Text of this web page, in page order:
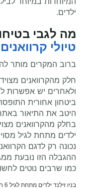
ילדים.
מה לגבי
טיולי קרוואנים
ברוב המקרים מותר
חלק מהקרוואנים
ולאחרים יש אפשרות
ביטחון אחורית
היטב את התיאור
בחלק מהקרוואנים
ילדים מתחת לגיל
נכונה רק לדגם
ההגבלה הזו נובעת
כמו שרבים נוטים